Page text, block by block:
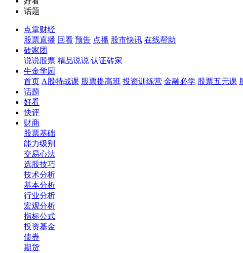
话题
点掌财经
股票直播 回看 预告 点播 股市快讯 在线帮助
砖家团
说说股票 精品说说 认证砖家
牛金学园
首页 A股特战课 股票提高班 投资训练营 金融必学 股票五元课
话题
好看
快评
财商
股票基础
能力级别
交易心法
选股技巧
技术分析
基本分析
行业分析
宏观分析
指标公式
投资基金
债券
期货